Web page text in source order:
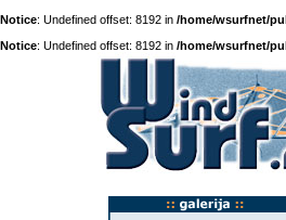
Notice: Undefined offset: 8192 in /home/wsurfnet/
Notice: Undefined offset: 8192 in /home/wsurfnet/